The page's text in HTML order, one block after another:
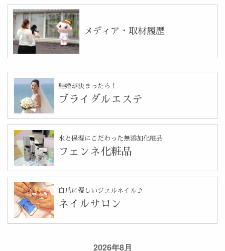
2026年8月
メディア・取材履歴
結婚が決まったら！
ブライダルエステ
水と保湿にこだわった無添加化粧品
フェンネ化粧品
自爪に優しいジェルネイル♪
ネイルサロン